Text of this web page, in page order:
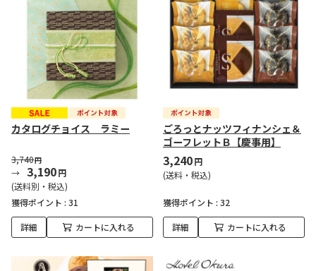
カタログチョイス ラミー
3,740円
3,190円
(送料別・税込)
獲得ポイント : 31
詳細 カートに入れる
ごろっとナッツフィナンシェ＆
ゴーフレットＢ【慶事用】
3,240円
(送料・税込)
獲得ポイント : 32
詳細 カートに入れる